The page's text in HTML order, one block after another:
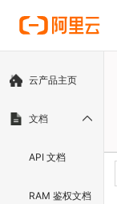
云产品主页
文档
API 文档
RAM 鉴权文档